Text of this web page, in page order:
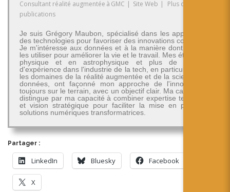
Consultant réalité augmentée à GMC | Site Web |
Plus de
publications
Je suis Grégory Maubon, spécialisé dans les applications
des technologies pour favoriser des innovations concrètes.
Je m'intéresse aux données et à la manière dont on peut
les utiliser pour améliorer la vie et le travail. Mes études en
physique et en astrophysique et plus de 30 ans
d'expérience dans l'industrie de la tech, en particulier dans
les domaines de la réalité augmentée et de la science des
données, ont façonné mon approche de l'innovation -
toujours sur le terrain, avec un objectif clair. Ma carrière se
distingue par ma capacité à combiner expertise technique
et vision stratégique pour faciliter la mise en place de
solutions numériques transformatrices.
Partager :
LinkedIn Bluesky Facebook
X